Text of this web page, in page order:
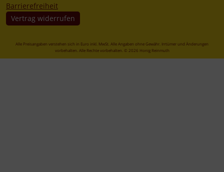
Barrierefreiheit
Vertrag widerrufen
Alle Preisangaben verstehen sich in Euro inkl. MwSt. Alle Angaben ohne Gewähr. Irrtümer und Änderungen
vorbehalten. Alle Rechte vorbehalten. © 2026 Honig Reinmuth